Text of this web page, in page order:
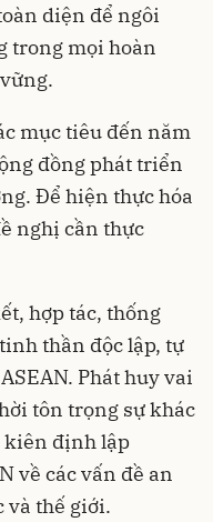
diện để ngôi
trong mọi hoàn
mục tiêu đến năm
đồng phát triển
Để hiện thực hóa
nghị cần thực
hợp tác, thống
thần độc lập, tự
Phát huy vai
tôn trọng sự khác
kiên định lập
về các vấn đề an
và thế giới.